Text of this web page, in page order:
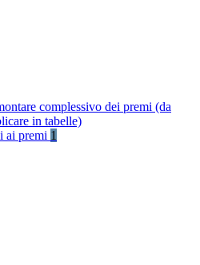
complessivo dei premi (da
in tabelle)
ai premi 1